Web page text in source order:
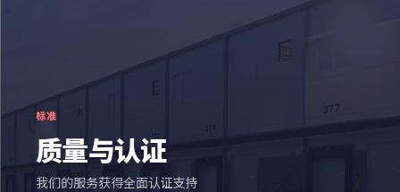
标准
质量与认证
我们的服务获得全面认证支持